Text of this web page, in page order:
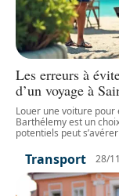
Les erreurs à
d’un voyage à
Louer une voiture
Barthélemy est un
potentiels peut
Transport 28/